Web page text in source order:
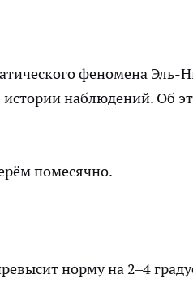
феномена Эль-
наблюдений. Об
помесячно.
норму на 2–4